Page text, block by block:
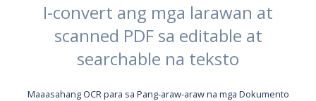
I-convert ang mga larawan at
scanned PDF sa editable at
searchable na teksto
Maaasahang OCR para sa Pang-araw-araw na mga Dokumento